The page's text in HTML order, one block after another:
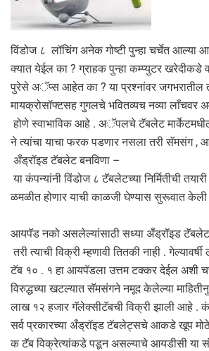
विंडोज ८ लॉचिंग अनेक गोष्टी पुन्हा चर्चेत आल्या
क्यात येईल का ? ग्राहक पुन्हा कम्प्युटर
पुरेसे अॅप्स आहेत का ? या प्रश्नांवर जगभरातील
मायक्रोसॉफ्टसह गुगलचे भवितव्यच नव्या लाँचवर
होणे स्वाभाविक आहे . अॅपलचे टॅबलेट
ने त्यांचा याचा फरक पडणार नसला तरी सॅमसंग ,
अँड्रॉइड टॅबलेट बनविणा –
या कंपन्यांनी विंडोज ८ टॅबलेटच्या निर्मितीची
ळमळीत होणार याची काळजी घेण्यास सुरूवात
आयपॅड नको असलेल्यांसाठी सध्या अँड्रॉइड
तरी त्याची विक्री म्हणावी तितकी नाही .
टॅब १० . १ हा आयपॅडला उत्तम टक्कर देईल अशी
विरुद्धच्या खटल्यात सॅमसंगने नमूद केलेल्या
लाख १२ हजार गॅलेक्सीटॅबची विक्री झाली आहे .
सर्व प्रकारच्या अँड्रॉइड टॅबलेट्सचे आकडे खूप
क टॅब विक्रेत्यांकडे पडून असल्याचे आयडीसी या